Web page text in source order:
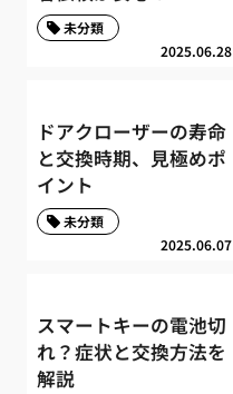
2025.06.28
未分類
ドアクローザーの寿命
と交換時期、見極めポ
イント
2025.06.07
未分類
スマートキーの電池切
れ？症状と交換方法を
解説